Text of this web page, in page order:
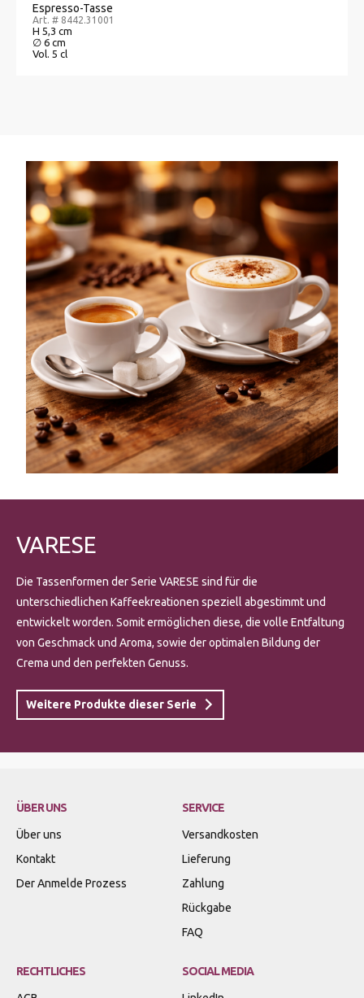
Espresso-Tasse
Art. # 8442.31001
H 5,3 cm
∅ 6 cm
Vol. 5 cl
VARESE
Die Tassenformen der Serie VARESE sind für die
unterschiedlichen Kaffeekreationen speziell abgestimmt und
entwickelt worden. Somit ermöglichen diese, die volle Entfaltung
von Geschmack und Aroma, sowie der optimalen Bildung der
Crema und den perfekten Genuss.
Weitere Produkte dieser Serie
ÜBER UNS
Über uns
Kontakt
Der Anmelde Prozess
SERVICE
Versandkosten
Lieferung
Zahlung
Rückgabe
FAQ
RECHTLICHES SOCIAL MEDIA